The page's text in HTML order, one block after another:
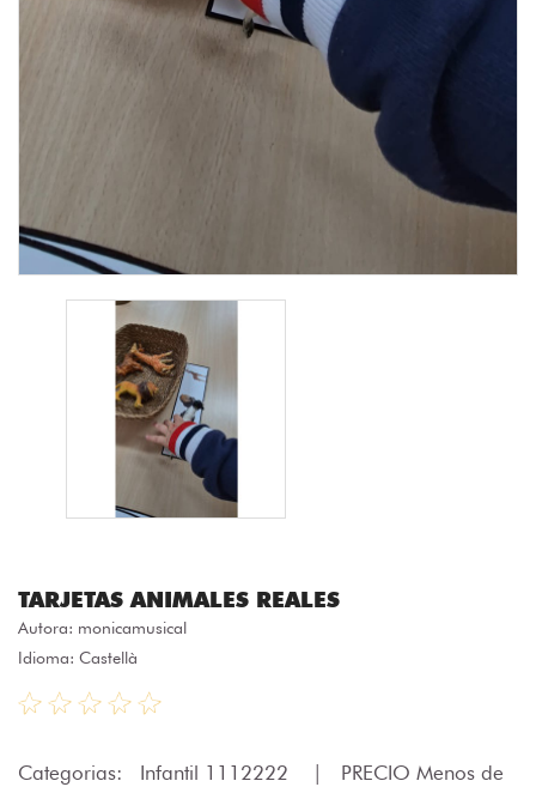
TARJETAS ANIMALES REALES
Autora: monicamusical
Idioma: Castellà
Categorias: Infantil 1112222
PRECIO Menos de